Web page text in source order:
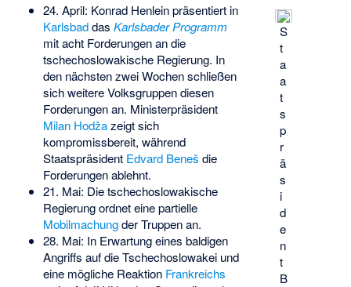
S
t
a
a
t
s
p
r
ä
s
i
d
e
n
t
B
24. April: Konrad Henlein präsentiert in
Karlsbaddas Karlsbader Programm
mit acht Forderungen an die
tschechoslowakische Regierung. In
den nächsten zwei Wochen schließen
sich weitere Volksgruppen diesen
Forderungen an. Ministerpräsident
Milan Hodžazeigt sich
kompromissbereit, während
Staatspräsident Edvard Beneš die
Forderungen ablehnt.
21. Mai: Die tschechoslowakische
Regierung ordnet eine partielle
Mobilmachungder Truppen an.
28. Mai: In Erwartung eines baldigen
Angriffs auf die Tschechoslowakei und
eine mögliche Reaktion Frankreichs